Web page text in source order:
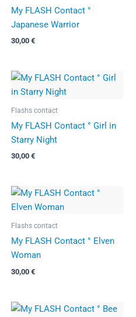
My FLASH Contact °
Japanese Warrior
30,00 €
Flashs contact
My FLASH Contact ° Girl in
Starry Night
30,00 €
Flashs contact
My FLASH Contact ° Elven
Woman
30,00 €